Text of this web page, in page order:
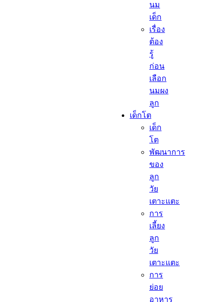
นม
เด็ก
เรื่อง
ต้อง
รู้
ก่อน
เลือก
นมผง
ลูก​
เด็กโต​
เด็ก
โต​
พัฒนาการ
ของ
ลูก
วัย
เตาะแตะ
การ
เลี้ยง
ลูก
วัย
เตาะแตะ
การ
ย่อย
อาหาร